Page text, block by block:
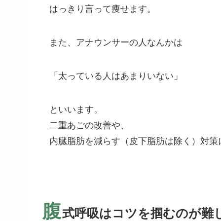
はっきり言って痩せます。
また、アナウンサーの人なんかは
「太っている人はあまりいない」
といいます。
二重あごの改善や、
内臓脂肪を減らす（皮下脂肪は除く）対策
腹式呼吸はコツを掴むのが難